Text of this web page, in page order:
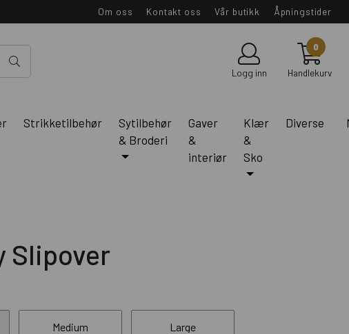
Om oss Kontakt oss Vår butikk Åpningstider
Logg inn
0
Handlekurv
Strikketilbehør
Sytilbehør
& Broderi
Gaver
&
interiør
Klær
&
Sko
Diverse
Slipover
Medium Large